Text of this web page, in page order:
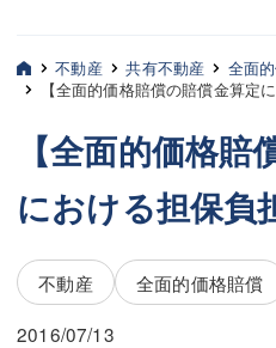
みずほ中央の特長・形式編
三平 聡史
酒井 博之
坂本 陽一
桶川 聡
みずほ中央の特長・形式編
三平 聡史
酒井 博之
坂本 陽一
桶川 聡
不動産 共有不動産
全面
【全面的価格賠償の賠償金算定
【全面的価格
における担保負
不動産 全面的価格賠償
2016/07/13